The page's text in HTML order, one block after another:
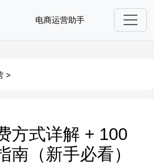
电商运营助手
>
方式详解 + 100
南（新手必看）